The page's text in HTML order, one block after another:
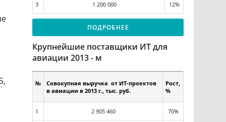
,
3 1 200 000 12%
ПОДРОБНЕЕ
Крупнейшие поставщики ИТ для
авиации 2013 - м
№
Совокупная выручка от ИТ-проектов
в авиации в 2013 г., тыс. руб.
Рост,
%
1 2 905 460 70%